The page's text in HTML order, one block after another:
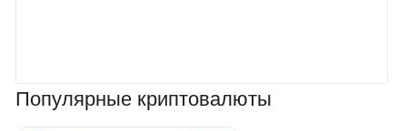
Популярные криптовалюты